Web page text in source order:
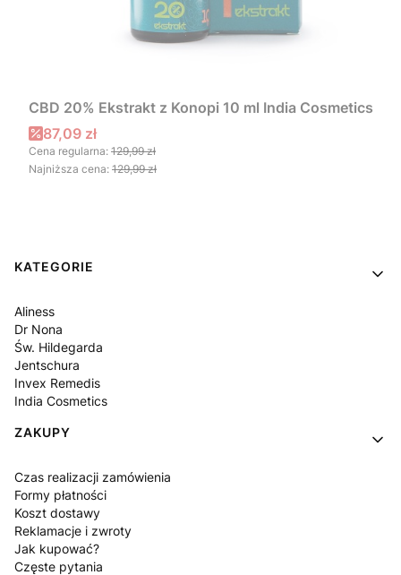
CBD 20% Ekstrakt z Konopi 10 ml India Cosmetics
Cena promocyjna
87,09 zł
Cena regularna: 129,99 zł
Najniższa cena: 129,99 zł
Linki w stopce
KATEGORIE
Aliness
Dr Nona
Św. Hildegarda
Jentschura
Invex Remedis
India Cosmetics
ZAKUPY
Czas realizacji zamówienia
Formy płatności
Koszt dostawy
Reklamacje i zwroty
Jak kupować?
Częste pytania